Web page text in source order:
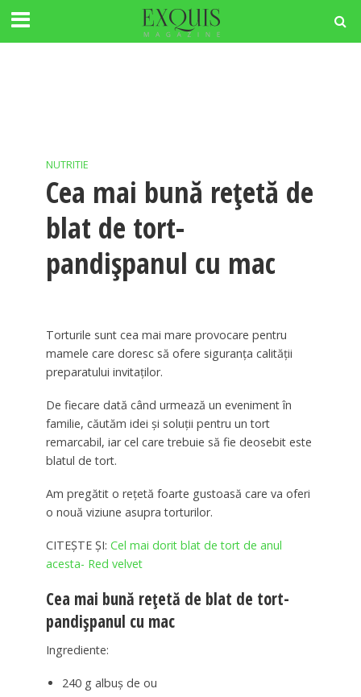
NUTRITIE
Cea mai bună rețetă de
blat de tort-
pandișpanul cu mac
Torturile sunt cea mai mare provocare pentru
mamele care doresc să ofere siguranța calității
preparatului invitaților.
De fiecare dată când urmează un eveniment în
familie, căutăm idei și soluții pentru un tort
remarcabil, iar cel care trebuie să fie deosebit este
blatul de tort.
Am pregătit o rețetă foarte gustoasă care va oferi
o nouă viziune asupra torturilor.
CITEȘTE ȘI: Cel mai dorit blat de tort de anul
acesta- Red velvet
Cea mai bună rețetă de blat de tort-
pandișpanul cu mac
Ingrediente:
240 g albuș de ou